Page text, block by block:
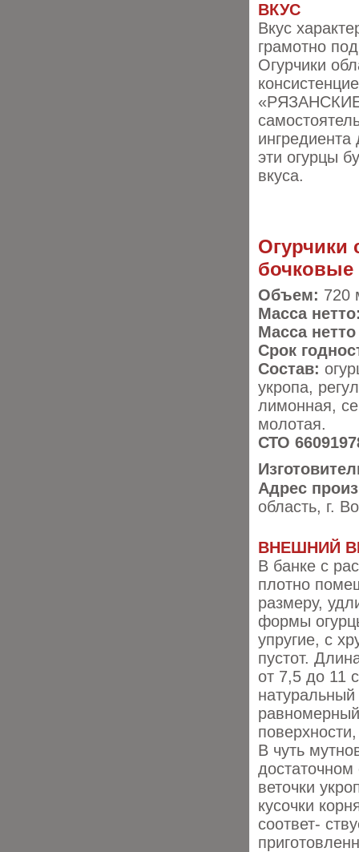
ВКУС
Вкус
грамотно
Огурчики
ингредиента
эти огурцы
вкуса.
бочковые
Объем: 720
Масса
​Масса
Срок
Состав:
укропа,
лимонная,
молотая.
СТО
Адрес
область, г.
ВНЕШНИЙ
В банке с
плотно
размеру,
формы
упругие, с
пустот.
от 7,5 до 11
В чуть
веточки
кусочки
соответ-